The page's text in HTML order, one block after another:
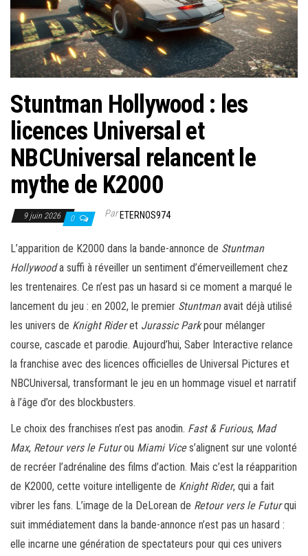
Stuntman Hollywood : les
licences Universal et
NBCUniversal relancent le
mythe de K2000
9 juin 2026 0 ParETERNOS974
L’apparition de K2000 dans la bande-annonce de Stuntman
Hollywooda suffi à réveiller un sentiment d’émerveillement chez
les trentenaires. Ce n’est pas un hasard si ce moment a marqué le
lancement du jeu : en 2002, le premier Stuntmanavait déjà utilisé
les univers de Knight Rideret Jurassic Parkpour mélanger
course, cascade et parodie. Aujourd’hui, Saber Interactive relance
la franchise avec des licences officielles de Universal Pictures et
NBCUniversal, transformant le jeu en un hommage visuel et narratif
à l’âge d’or des blockbusters.
Le choix des franchises n’est pas anodin. Fast & Furious, Mad
Max, Retour vers le Futurou Miami Vices’alignent sur une volonté
de recréer l’adrénaline des films d’action. Mais c’est la réapparition
de K2000, cette voiture intelligente de Knight Rider, qui a fait
vibrer les fans. L’image de la DeLorean de Retour vers le Futurqui
suit immédiatement dans la bande-annonce n’est pas un hasard :
elle incarne une génération de spectateurs pour qui ces univers